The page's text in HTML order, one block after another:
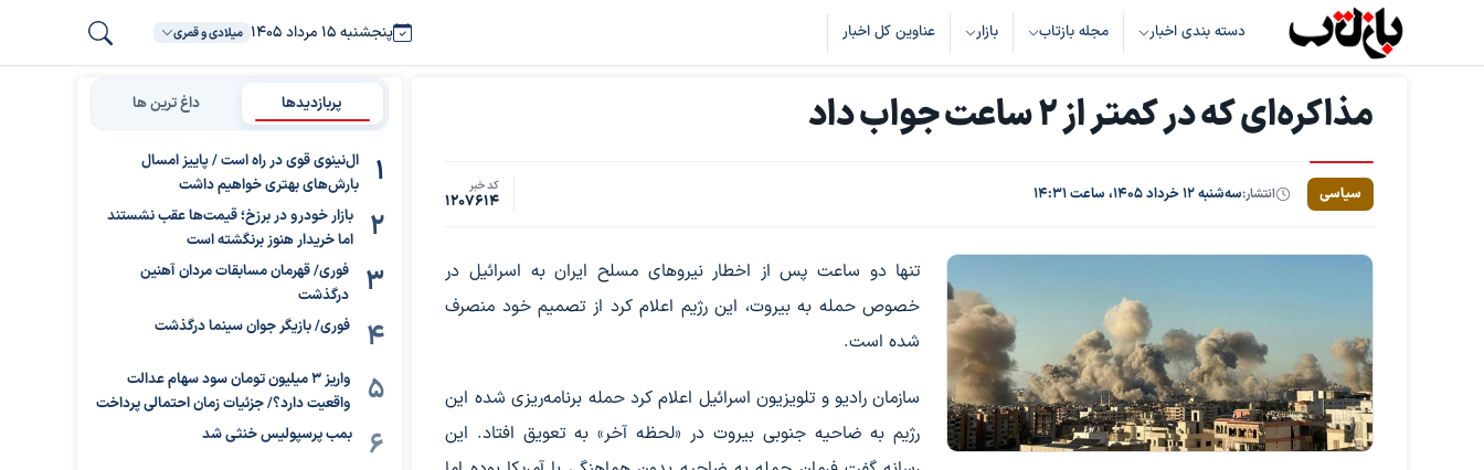
دسته بندی اخبار مجله بازتاب بازار عناوین کل اخبار پنجشنبه ۱۵ مرداد ۱۴۰۵ میلادی و قمری
مذاکره‌ای که در کمتر از 2 ساعت جواب داد
سیاسی انتشار:سه‌شنبه ۱۲ خرداد ۱۴۰۵، ساعت ۱۴:۳۱ کد خبر
1207614
تنها دو ساعت پس از اخطار نیروهای مسلح ایران به اسرائیل در
خصوص حمله به بیروت، این رژیم اعلام کرد از تصمیم خود منصرف
شده است.
سازمان رادیو و تلویزیون اسرائیل اعلام کرد حمله برنامه‌ریزی شده این
رژیم به ضاحیه جنوبی بیروت در «لحظه آخر» به تعویق افتاد. این
پربازدیدها داغ ترین ها
ال‌نینوی قوی در راه است / پاییز امسال
بارش‌های بهتری خواهیم داشت
بازار خودرو در برزخ؛ قیمت‌ها عقب نشستند
اما خریدار هنوز برنگشته است
فوری/ قهرمان مسابقات مردان آهنین
درگذشت
فوری/ بازیگر جوان سینما درگذشت
واریز ۳ میلیون تومان سود سهام عدالت
واقعیت دارد؟/ جزئیات زمان احتمالی پرداخت
بمب پرسپولیس خنثی شد